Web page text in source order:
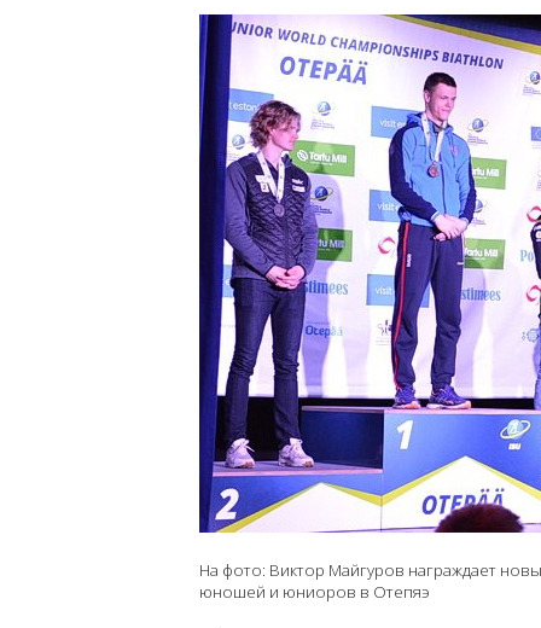
На фото: Виктор Майгуров награждает
юношей и юниоров в Отепяэ